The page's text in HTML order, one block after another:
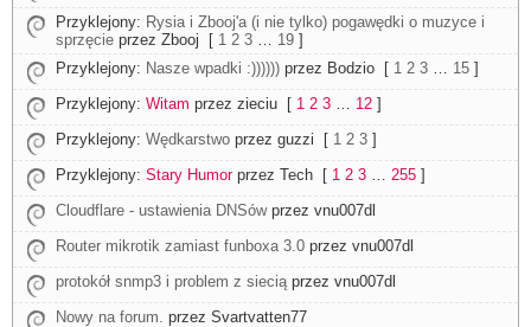
Przyklejony: Rysia i Zbooj'a (i nie tylko) pogawędki o muzyce i
sprzęcie przez Zbooj [ 1 2 3… 19]
Przyklejony: Nasze wpadki :)))))) przez Bodzio[ 1 2 3… 15]
Przyklejony: Witam przez zieciu[ 1 2 3… 12]
Przyklejony: Wędkarstwo przez guzzi [ 1 2 3]
Przyklejony: Stary Humor przez Tech[ 1 2 3… 255]
Cloudflare - ustawienia DNSów przez vnu007dl
Router mikrotik zamiast funboxa 3.0 przez vnu007dl
protokół snmp3 i problem z siecią przez vnu007dl
Nowy na forum. przez Svartvatten77